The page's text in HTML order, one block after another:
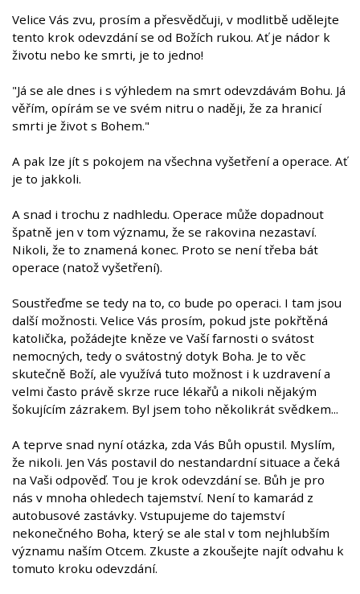
Velice Vás zvu, prosím a přesvědčuji, v modlitbě udělejte
tento krok odevzdání se od Božích rukou. Ať je nádor k
životu nebo ke smrti, je to jedno!
"Já se ale dnes i s výhledem na smrt odevzdávám Bohu. Já
věřím, opírám se ve svém nitru o naději, že za hranicí
smrti je život s Bohem."
A pak lze jít s pokojem na všechna vyšetření a operace. Ať
je to jakkoli.
A snad i trochu z nadhledu. Operace může dopadnout
špatně jen v tom významu, že se rakovina nezastaví.
Nikoli, že to znamená konec. Proto se není třeba bát
operace (natož vyšetření).
Soustřeďme se tedy na to, co bude po operaci. I tam jsou
další možnosti. Velice Vás prosím, pokud jste pokřtěná
katolička, požádejte kněze ve Vaší farnosti o svátost
nemocných, tedy o svátostný dotyk Boha. Je to věc
skutečně Boží, ale využívá tuto možnost i k uzdravení a
velmi často právě skrze ruce lékařů a nikoli nějakým
šokujícím zázrakem. Byl jsem toho několikrát svědkem...
A teprve snad nyní otázka, zda Vás Bůh opustil. Myslím,
že nikoli. Jen Vás postavil do nestandardní situace a čeká
na Vaši odpověď. Tou je krok odevzdání se. Bůh je pro
nás v mnoha ohledech tajemství. Není to kamarád z
autobusové zastávky. Vstupujeme do tajemství
nekonečného Boha, který se ale stal v tom nejhlubším
významu naším Otcem. Zkuste a zkoušejte najít odvahu k
tomuto kroku odevzdání.